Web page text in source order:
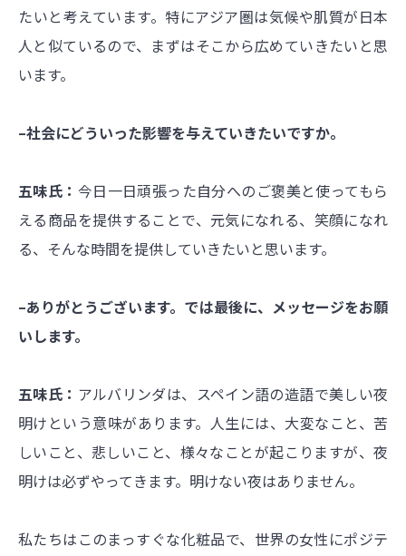
たいと考えています。特にアジア圏は気候や肌質が日本
人と似ているので、まずはそこから広めていきたいと思
います。
–社会にどういった影響を与えていきたいですか。
五味氏： 今日一日頑張った自分へのご褒美と使ってもら
える商品を提供することで、元気になれる、笑顔になれ
る、そんな時間を提供していきたいと思います。
–ありがとうございます。では最後に、メッセージをお願
いします。
五味氏： アルバリンダは、スペイン語の造語で美しい夜
明けという意味があります。人生には、大変なこと、苦
しいこと、悲しいこと、様々なことが起こりますが、夜
明けは必ずやってきます。明けない夜はありません。
私たちはこのまっすぐな化粧品で、世界の女性にポジテ